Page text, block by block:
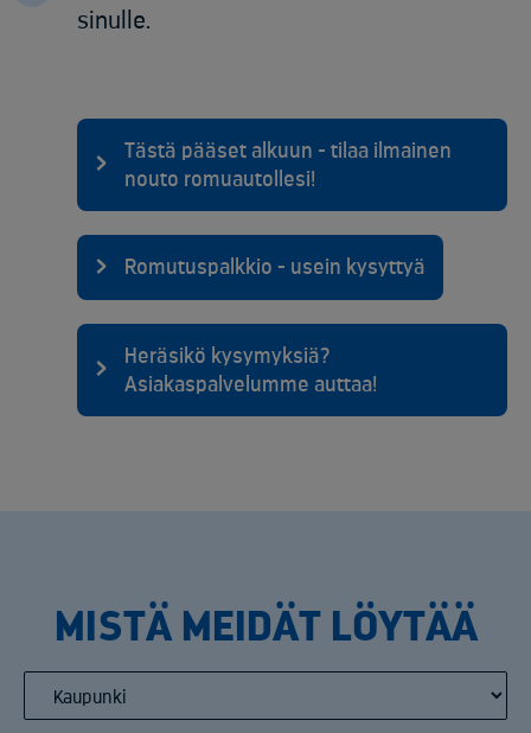
sinulle.
Tästä pääset alkuun - tilaa ilmainen
nouto romuautollesi!
Romutuspalkkio - usein kysyttyä
Heräsikö kysymyksiä?
Asiakaspalvelumme auttaa!
MISTÄ MEIDÄT LÖYTÄÄ